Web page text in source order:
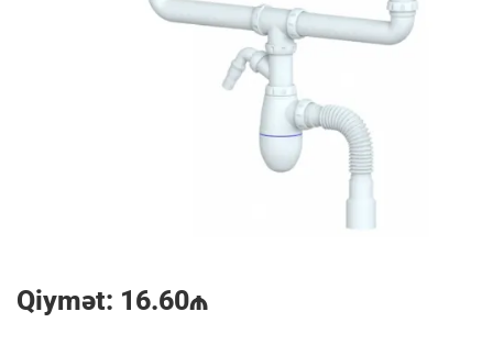
Qiymət: 16.60₼